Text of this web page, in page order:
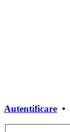
Autentificare •